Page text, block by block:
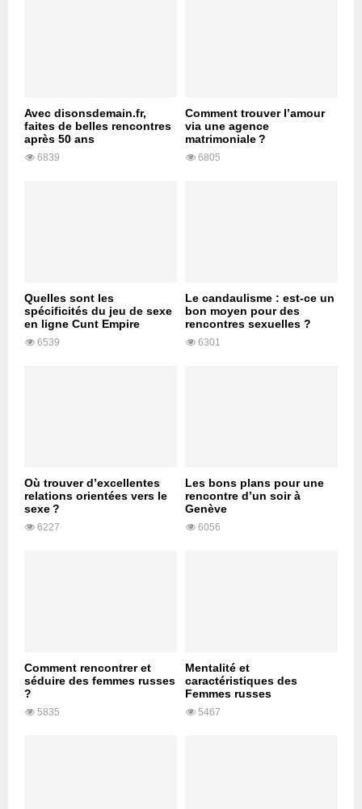
Avec disonsdemain.fr,
faites de belles rencontres
après 50 ans
6839
Comment trouver l’amour
via une agence
matrimoniale ?
6805
Quelles sont les
spécificités du jeu de sexe
en ligne Cunt Empire
6539
Le candaulisme : est-ce un
bon moyen pour des
rencontres sexuelles ?
6301
Où trouver d’excellentes
relations orientées vers le
sexe ?
6227
Les bons plans pour une
rencontre d’un soir à
Genève
6056
Comment rencontrer et
séduire des femmes russes
?
5835
Mentalité et
caractéristiques des
Femmes russes
5467